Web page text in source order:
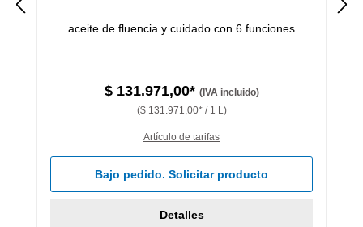
aceite de fluencia y cuidado con 6 funciones
$ 131.971,00* (IVA incluido)
($ 131.971,00* / 1 L)
Artículo de tarifas
Bajo pedido. Solicitar producto
Detalles